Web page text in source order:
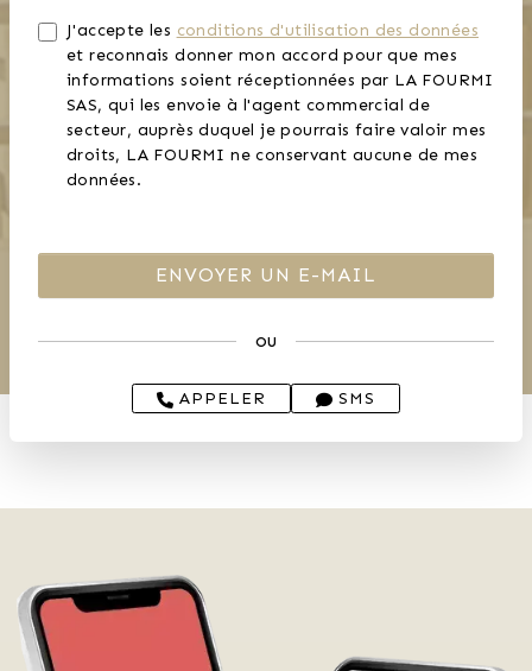
J'accepte les conditions d'utilisation des données
et reconnais donner mon accord pour que mes
informations soient réceptionnées par LA FOURMI
SAS, qui les envoie à l'agent commercial de
secteur, auprès duquel je pourrais faire valoir mes
droits, LA FOURMI ne conservant aucune de mes
données.
ou
APPELER SMS